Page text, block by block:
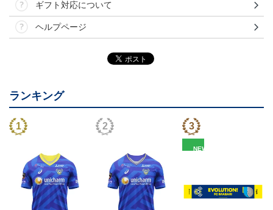
ギフト対応について
ヘルプページ
ランキング
NEW